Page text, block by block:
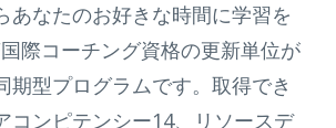
あなたのお好きな時間に学習を
際コーチング資格の更新単位が
期型プログラムです。取得でき
コンピテンシー14、リソースデ